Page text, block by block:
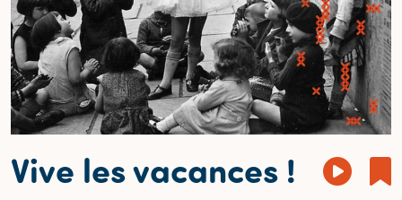
Vive les vacances !